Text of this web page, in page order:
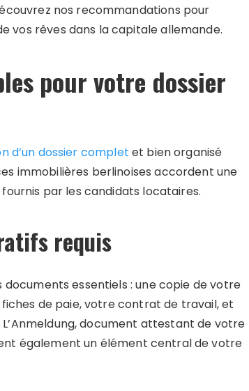
nos recommandations pour
vos rêves dans la capitale allemande.
pour votre dossier
d’un dossier complet et bien organisé
immobilières berlinoises accordent une
par les candidats locataires.
requis
documents essentiels : une copie de votre
de paie, votre contrat de travail, et
document attestant de votre
également un élément central de votre